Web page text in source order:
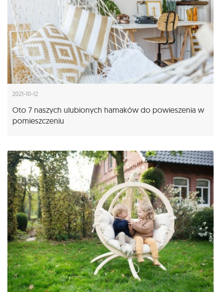
2021-10-12
Oto 7 naszych ulubionych hamaków do powieszenia w
pomieszczeniu